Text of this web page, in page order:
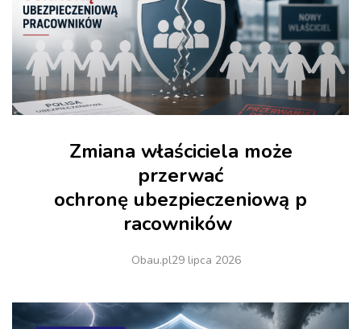
Zmiana właściciela może
przerwać
ochronę ubezpieczeniową p
racowników
Obau.pl29 lipca 2026